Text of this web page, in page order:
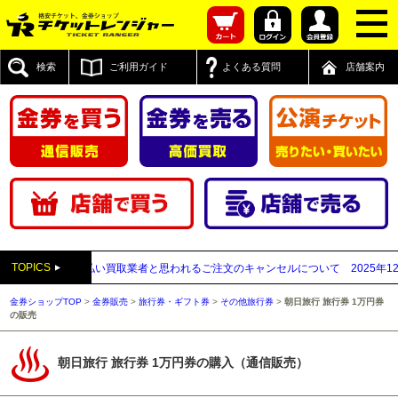
検索 ご利用ガイド よくある質問 店舗案内
TOPICS
送付先が先払い買取業者と思われるご注文のキャンセルについて 2025年12月05
金券ショップTOP >金券販売 >旅行券・ギフト券 > その他旅行券 >朝日旅行 旅行券 1万円券
の販売
朝日旅行 旅行券 1万円券の購入（通信販売）